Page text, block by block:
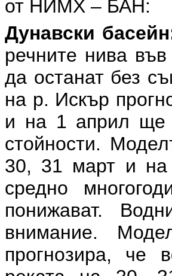
от НИМХ – БАН:
Дунавски
речните нива
да останат без
на р. Искър
и на 1 април ще
стойности.
30, 31 март и на
средно
понижават.
внимание.
прогнозира, че